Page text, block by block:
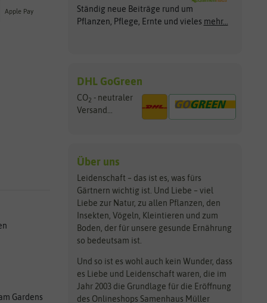
Apple Pay
Gardens
Ständig neue Beiträge rund um
Pflanzen, Pflege, Ernte und vieles mehr...
DHL GoGreen
CO2 - neutraler
Versand...
Über uns
Leidenschaft – das ist es, was fürs
Gärtnern wichtig ist. Und Liebe – viel
Liebe zur Natur, zu allen Pflanzen, den
Insekten, Vögeln, Kleintieren und zum
Boden, der für unsere gesunde Ernährung
so bedeutsam ist.
Und so ist es wohl auch kein Wunder, dass
es Liebe und Leidenschaft waren, die im
Jahr 2003 die Grundlage für die Eröffnung
des Onlineshops Samenhaus Müller